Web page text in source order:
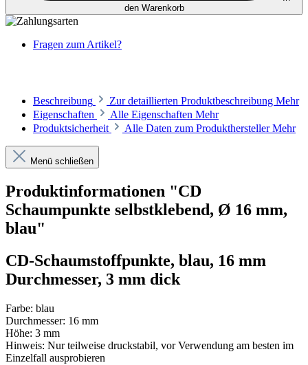
den Warenkorb
Fragen zum Artikel?
Beschreibung Zur detaillierten Produktbeschreibung Mehr
Eigenschaften
Alle Eigenschaften Mehr
Produktsicherheit
Alle Daten zum ProduktherstellerMehr
Menü schließen
Produktinformationen "CD
Schaumpunkte selbstklebend, Ø 16 mm,
blau"
CD-Schaumstoffpunkte, blau, 16 mm
Durchmesser, 3 mm dick
Farbe: blau
Durchmesser: 16 mm
Höhe: 3 mm
Hinweis: Nur teilweise druckstabil, vor Verwendung am besten im
Einzelfall ausprobieren